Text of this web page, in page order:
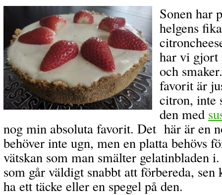
Sonen har
helgens
har vi gjort
och
favorit är
citron, inte
den med
nog min absoluta favorit. Det här är en
behöver inte ugn, men en platta behövs
vätskan som man smälter gelatinbladen
som går väldigt snabbt att förbereda,
ha ett täcke eller en spegel på den.